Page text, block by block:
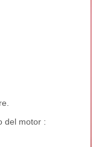
del motor :